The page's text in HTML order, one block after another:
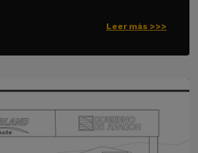
Leer más >>>